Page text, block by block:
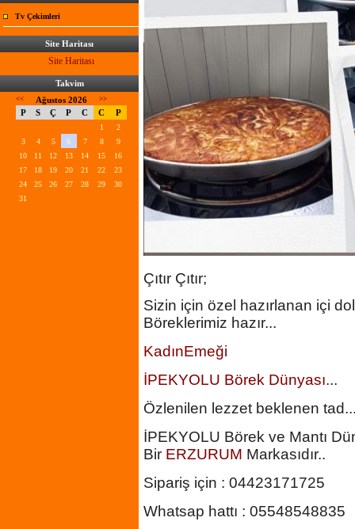
Tv Çekimleri
Site Haritası
Site Haritası
Takvim
<< Ağustos 2026 >>
P S Ç P C C P
1
2
3
4 5 6 7 8
9
10
11 12 13 14 15
16
17
18 19 20 21 22
23
24
25 26 27 28 29
30
31
Çıtır Çıtır;
Sizin için özel hazırlanan içi
Böreklerimiz hazır...
KadınEmeği
İPEKYOLU Börek Dünyası...
Özlenilen lezzet beklenen
İPEKYOLU Börek ve Mantı
Bir ERZURUM Markasıdır..
Sipariş için : 04423171725
Whatsap hattı : 05548548835